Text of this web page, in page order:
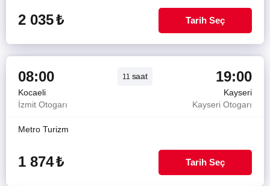
2 035₺ Tarih Seç
08:00 11 saat 19:00
Kocaeli
Kayseri
İzmit Otogarı
Kayseri Otogarı
Metro Turizm
1 874₺ Tarih Seç